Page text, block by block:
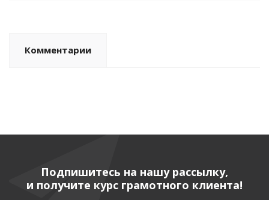
Комментарии
Подпишитесь на нашу рассылку,
и получите курс грамотного клиента!